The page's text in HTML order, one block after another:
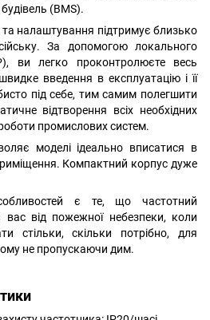
(BMS).
налаштування підтримує близько
За допомогою локального
ви легко проконтролюєте весь
введення в експлуатацію і її
під себе, тим самим полегшити
відтворення всіх необхідних
промислових систем.
моделі ідеально вписатися в
Компактний корпус дуже
є те, що частотний
вас від пожежної небезпеки, коли
стільки, скільки потрібно, для
не пропускаючи дим.